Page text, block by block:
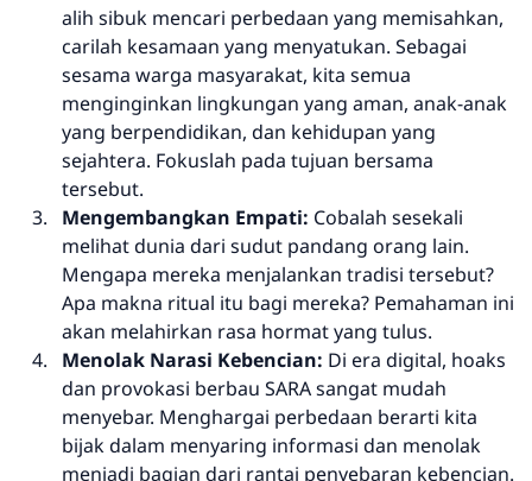
alih sibuk mencari perbedaan yang memisahkan,
carilah kesamaan yang menyatukan. Sebagai
sesama warga masyarakat, kita semua
menginginkan lingkungan yang aman, anak-anak
yang berpendidikan, dan kehidupan yang
sejahtera. Fokuslah pada tujuan bersama
tersebut.
Mengembangkan Empati: Cobalah sesekali
melihat dunia dari sudut pandang orang lain.
Mengapa mereka menjalankan tradisi tersebut?
Apa makna ritual itu bagi mereka? Pemahaman ini
akan melahirkan rasa hormat yang tulus.
Menolak Narasi Kebencian: Di era digital, hoaks
dan provokasi berbau SARA sangat mudah
menyebar. Menghargai perbedaan berarti kita
bijak dalam menyaring informasi dan menolak
menjadi bagian dari rantai penyebaran kebencian.